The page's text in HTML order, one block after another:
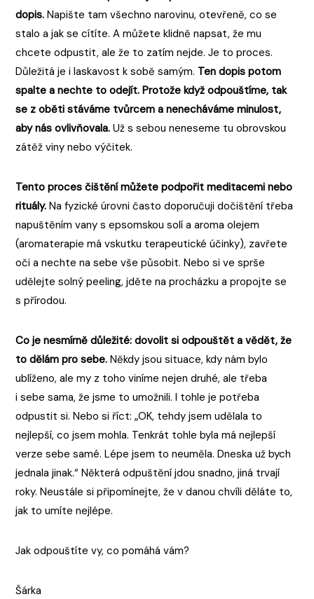
dopis. Napište tam všechno narovinu, otevřeně, co se
stalo a jak se cítíte. A můžete klidně napsat, že mu
chcete odpustit, ale že to zatím nejde. Je to proces.
Důležitá je i laskavost k sobě samým. Ten dopis potom
spalte a nechte to odejít. Protože když odpouštíme, tak
se z oběti stáváme tvůrcem a nenecháváme minulost,
aby nás ovlivňovala. Už s sebou neneseme tu obrovskou
zátěž viny nebo výčitek.
Tento proces čištění můžete podpořit meditacemi nebo
rituály. Na fyzické úrovni často doporučuji dočištění třeba
napuštěním vany s epsomskou solí a aroma olejem
(aromaterapie má vskutku terapeutické účinky), zavřete
oči a nechte na sebe vše působit. Nebo si ve sprše
udělejte solný peeling, jděte na procházku a propojte se
s přírodou.
Co je nesmírně důležité: dovolit si odpouštět a vědět, že
to dělám pro sebe. Někdy jsou situace, kdy nám bylo
ublíženo, ale my z toho viníme nejen druhé, ale třeba
i sebe sama, že jsme to umožnili. I tohle je potřeba
odpustit si. Nebo si říct: „OK, tehdy jsem udělala to
nejlepší, co jsem mohla. Tenkrát tohle byla má nejlepší
verze sebe samé. Lépe jsem to neuměla. Dneska už bych
jednala jinak.“ Některá odpuštění jdou snadno, jiná trvají
roky. Neustále si připomínejte, že v danou chvíli děláte to,
jak to umíte nejlépe.
Jak odpouštíte vy, co pomáhá vám?
Šárka